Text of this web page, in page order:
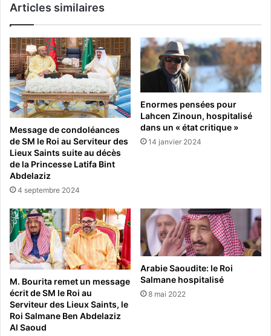
Articles similaires
Message de condoléances
de SM le Roi au Serviteur des
Lieux Saints suite au décès
de la Princesse Latifa Bint
Abdelaziz
4 septembre 2024
Enormes pensées pour
Lahcen Zinoun, hospitalisé
dans un « état critique »
14 janvier 2024
M. Bourita remet un message
écrit de SM le Roi au
Serviteur des Lieux Saints, le
Roi Salmane Ben Abdelaziz
Al Saoud
Arabie Saoudite: le Roi
Salmane hospitalisé
8 mai 2022